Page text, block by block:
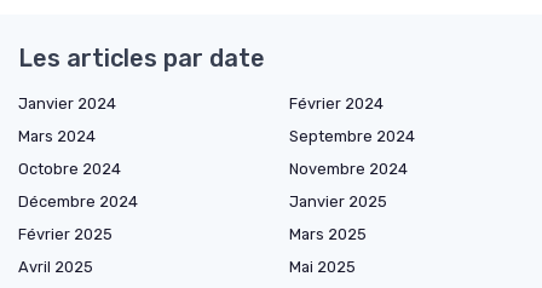
Les articles par date
Janvier 2024
Février 2024
Mars 2024
Septembre 2024
Octobre 2024
Novembre 2024
Décembre 2024
Janvier 2025
Février 2025
Mars 2025
Avril 2025
Mai 2025